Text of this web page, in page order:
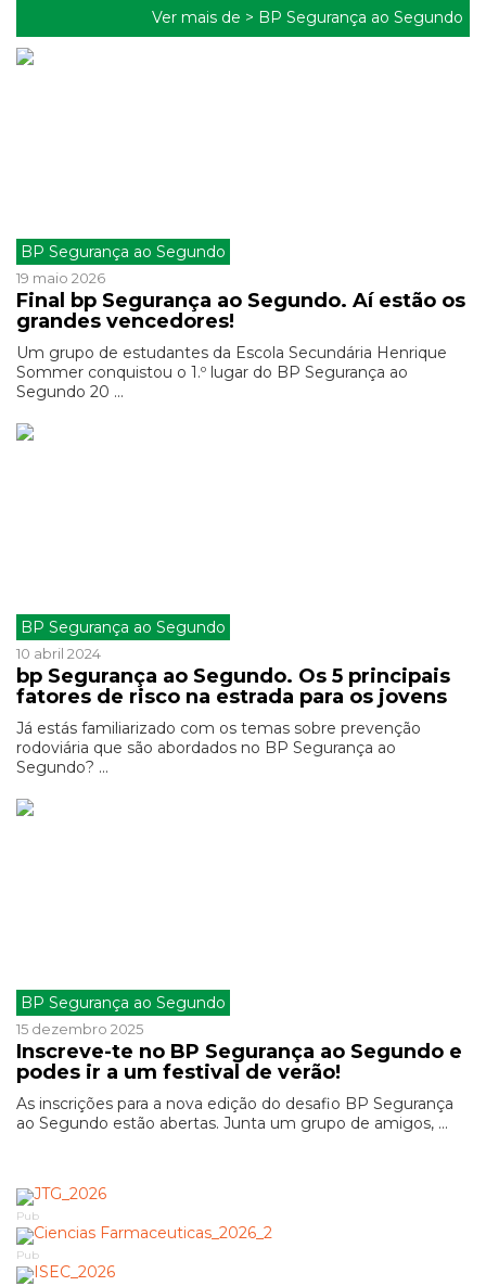
Ver mais de > BP Segurança ao Segundo
BP Segurança ao Segundo
19 maio 2026
Final bp Segurança ao Segundo. Aí estão os
grandes vencedores!
Um grupo de estudantes da Escola Secundária Henrique
Sommer conquistou o 1.º lugar do BP Segurança ao
Segundo 20 ...
BP Segurança ao Segundo
10 abril 2024
bp Segurança ao Segundo. Os 5 principais
fatores de risco na estrada para os jovens
Já estás familiarizado com os temas sobre prevenção
rodoviária que são abordados no BP Segurança ao
Segundo? ...
BP Segurança ao Segundo
15 dezembro 2025
Inscreve-te no BP Segurança ao Segundo e
podes ir a um festival de verão!
As inscrições para a nova edição do desafio BP Segurança
ao Segundo estão abertas. Junta um grupo de amigos, ...
Pub
Pub